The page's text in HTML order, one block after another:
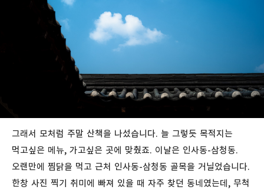
그래서 모처럼 주말 산책을 나섰습니다. 늘 그렇듯 목적지는
먹고싶은 메뉴, 가고싶은 곳에 맞췄죠. 이날은 인사동-삼청동.
오랜만에 찜닭을 먹고 근처 인사동-삼청동 골목을 거닐었습니다.
한창 사진 찍기 취미에 빠져 있을 때 자주 찾던 동네였는데, 무척